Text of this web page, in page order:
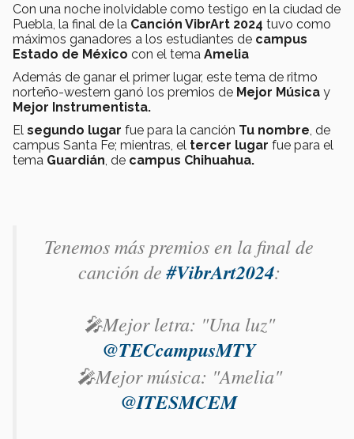
Con una noche inolvidable como testigo en la ciudad de
Puebla, la final de la Canción VibrArt 2024 tuvo como
máximos ganadores a los estudiantes de campus
Estado de México con el tema Amelia
Además de ganar el primer lugar, este tema de ritmo
norteño-western ganó los premios de Mejor Música y
Mejor Instrumentista.
El segundo lugar fue para la canción Tu nombre , de
campus Santa Fe; mientras, el tercer lugar fue para el
tema Guardián , de campus Chihuahua.
Tenemos más premios en la final de
canción de#VibrArt2024:
🎤Mejor letra: "Una luz"
@TECcampusMTY
🎤Mejor música: "Amelia"
@ITESMCEM